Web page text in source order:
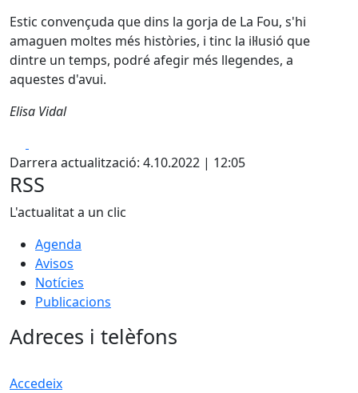
Estic convençuda que dins la gorja de La Fou, s'hi
amaguen moltes més històries, i tinc la il·lusió que
dintre un temps, podré afegir més llegendes, a
aquestes d'avui.
Elisa Vidal
Darrera actualització: 4.10.2022 | 12:05
RSS
L'actualitat a un clic
Agenda
Avisos
Notícies
Publicacions
Adreces i telèfons
Accedeix